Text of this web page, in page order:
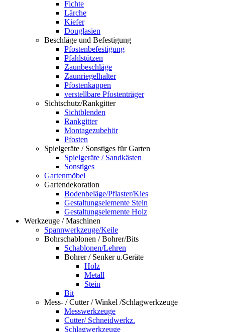
Fichte
Lärche
Kiefer
Douglasien
Beschläge und Befestigung
Pfostenbefestigung
Pfahlstützen
Zaunbeschläge
Zaunriegelhalter
Pfostenkappen
verstellbare Pfostenträger
Sichtschutz/Rankgitter
Sichtblenden
Rankgitter
Montagezubehör
Pfosten
Spielgeräte / Sonstiges für Garten
Spielgeräte / Sandkästen
Sonstiges
Gartenmöbel
Gartendekoration
Bodenbeläge/Pflaster/Kies
Gestaltungselemente Stein
Gestaltungselemente Holz
Werkzeuge / Maschinen
Spannwerkzeuge/Keile
Bohrschablonen / Bohrer/Bits
Schablonen/Lehren
Bohrer / Senker u.Geräte
Holz
Metall
Stein
Bit
Mess- / Cutter / Winkel /Schlagwerkzeuge
Messwerkzeuge
Cutter/ Schneidwerkz.
Schlagwerkzeuge